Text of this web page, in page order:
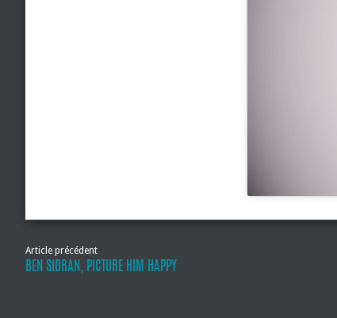
Article précédent
BEN SIDRAN, PICTURE HIM HAPPY